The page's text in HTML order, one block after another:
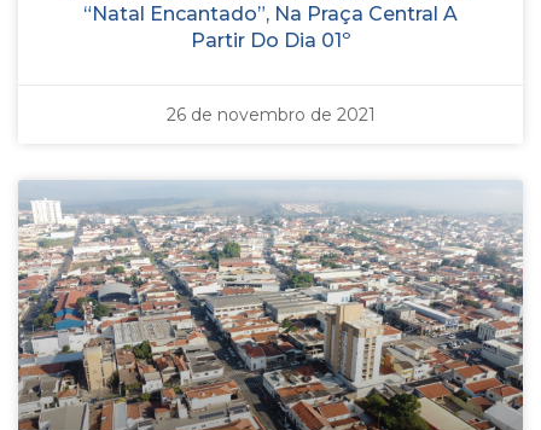
“Natal Encantado”, Na Praça Central A
Partir Do Dia 01º
26 de novembro de 2021